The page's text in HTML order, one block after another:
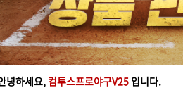
녕하세요, 컴투스프로야구V25 입니다.